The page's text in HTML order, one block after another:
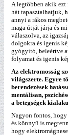
A legtöbben akik ezt
hát tapasztalhatjuk,
annyi a rákos
maga útját járja és
válaszolva, az
dolgokra és igenis
gyógyító, beleértve
folyamat és igenis
Az elektromosság
világszerte. Egyre
berendezések
mentálisan,
a betegségek
Nagyon fontos,
és könnyű is
hogy